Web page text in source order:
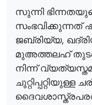
സുന്നി
സംഭവിക്കുന്നത്
ജബ്രിയ്യ,
മുഅത്തലഹ്
നിന്ന്
ചുറ്റിപ്പറ്റിയുള്ള